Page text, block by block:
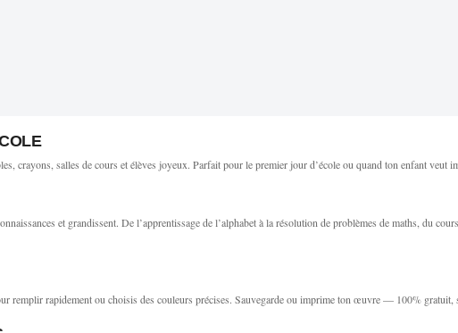
crayons, salles de cours et élèves joyeux. Parfait pour le premier jour d’école ou quand ton enfant veut
et grandissent. De l’apprentissage de l’alphabet à la résolution de problèmes de maths, du
remplir rapidement ou choisis des couleurs précises. Sauvegarde ou imprime ton œuvre — 100% gratuit,